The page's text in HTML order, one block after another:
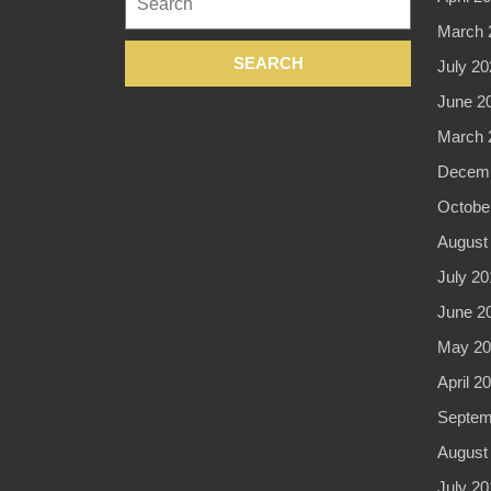
for:
March
July
June
March
August
July
June
May
April
August